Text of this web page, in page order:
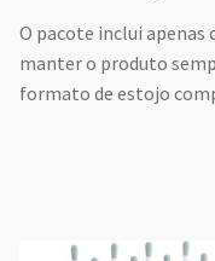
O pacote inclui apenas
manter o produto
formato de estojo